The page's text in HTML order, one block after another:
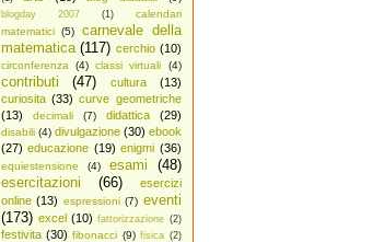
blogday 2007 (1)
calendari
matematici
(5)
carnevale della
matematica (117) cerchio (10)
circonferenza (4) classi virtuali (4)
contributi (47) cultura
(13)
curiosita (33) curve geometriche
(13)
decimali (7) didattica (29)
disabili (4) divulgazione (30) ebook
(27) educazione (19) enigmi (36)
equiestensione (4) esami
(48)
esercitazioni
(66)
esercizi
online (13) espressioni (7) eventi
(173) excel (10) fattorizzazione (2)
festivita (30) fibonacci (9) fisica (2)